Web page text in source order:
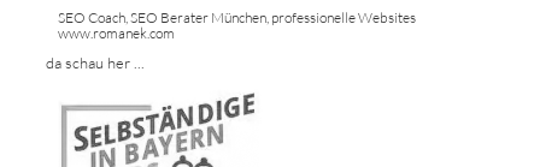
SEO Coach, SEO Berater München, professionelle Websites
www.romanek.com
da schau her ...